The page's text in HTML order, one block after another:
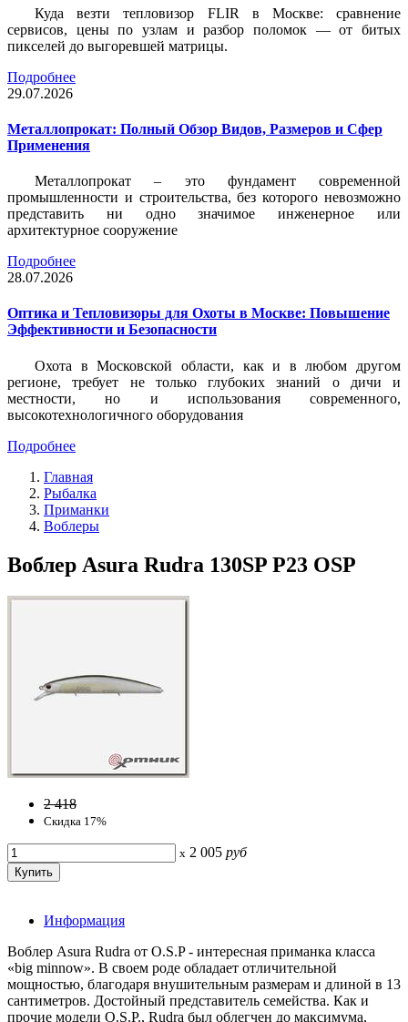
Куда везти тепловизор FLIR в Москве: сравнение
сервисов, цены по узлам и разбор поломок — от битых
пикселей до выгоревшей матрицы.
Подробнее
29.07.2026
Металлопрокат: Полный Обзор Видов, Размеров и Сфер
Применения
Металлопрокат – это фундамент современной
промышленности и строительства, без которого невозможно
представить ни одно значимое инженерное или
архитектурное сооружение
Подробнее
28.07.2026
Оптика и Тепловизоры для Охоты в Москве: Повышение
Эффективности и Безопасности
Охота в Московской области, как и в любом другом
регионе, требует не только глубоких знаний о дичи и
местности, но и использования современного,
высокотехнологичного оборудования
Подробнее
Главная
Рыбалка
Приманки
Воблеры
Воблер Asura Rudra 130SP P23 OSP
2 418
Скидка 17%
x 2 005 руб
Информация
Воблер Asura Rudra от O.S.P - интересная приманка класса
«big minnow». В своем роде обладает отличительной
мощностью, благодаря внушительным размерам и длиной в 13
сантиметров. Достойный представитель семейства. Как и
прочие модели O.S.P., Rudra был облегчен до максимума,